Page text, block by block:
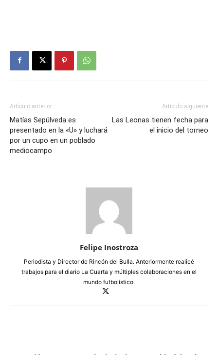
Artículo anterior
Matías Sepúlveda es
presentado en la «U» y luchará
por un cupo en un poblado
mediocampo
Artículo siguiente
Las Leonas tienen fecha para
el inicio del torneo
Felipe Inostroza
Periodista y Director de Rincón del Bulla. Anteriormente realicé
trabajos para el diario La Cuarta y múltiples colaboraciones en el
mundo futbolístico.